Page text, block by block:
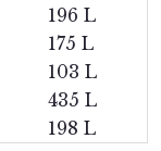
196 L
175 L
103 L
435 L
198 L